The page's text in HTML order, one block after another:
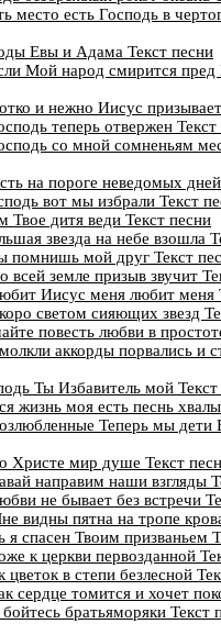
место есть Господь в
Евы и Адама Текст песни
Мой народ смирится пред
и нежно Иисус
теперь отвержен Текст
со мной сомненьям
на пороге неведомых
вот мы избрали Текст
Твое дитя веди Текст песни
звезда на небе взошла
помнишь мой друг Текст
земле призыв звучит
Иисус меня любит меня
светом сияющих звезд
повесть любви в
аккорды порвались и
Ты Избавитель мой Текст
жизнь моя есть песнь
Теперь мы дети
Христе мир душе Текст
направим наши взгляды
не бывает без встречи
видны пятна на тропе
спасен Твоим призваньем
к церкви первозданной
в степи безлесной
сердце томится и хочет
братьяморяки Текст